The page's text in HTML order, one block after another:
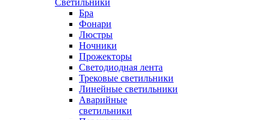
Светильники
Бра
Фонари
Люстры
Ночники
Прожекторы
Светодиодная лента
Трековые светильники
Линейные светильники
Аварийные
светильники